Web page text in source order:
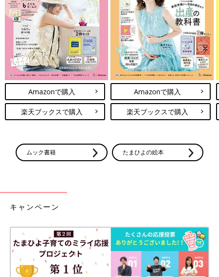
出典：Instagramアカウント「mi_boyclothes」
か。柔らかい肌触りのファーで330円とは思えないとのこと。頭
に当たる部分が幅広くてずれ落ちにくく、寒い日の公園遊びにぴ
ショルダー。いろんなタイプのものがあり、デ
ザインもどんどん豊富になっているので、いざ
買おうと思うと迷ってしまいますよね。そこで
今回は、SNSで話題のスマホショルダーをご紹
介します♪
今回は3COINSのベビー・キッズのファッショングッズをご紹介
しました。どれもオシャレでコスパに優れたアイテムばかりで、
Amazonで購入
楽天ブックスで購入
Amazonで購入
楽天ブックスで購入
ムック書籍 たまひよの絵本
キャンペーン